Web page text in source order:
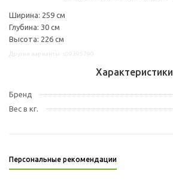
Ширина: 259 см
Глубина: 30 см
Высота: 226 см
Характеристики
Бренд
Вес в кг.
Персональные рекомендации